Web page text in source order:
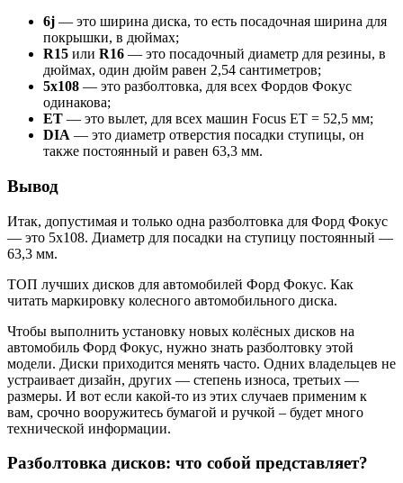
6j — это ширина диска, то есть посадочная ширина для
покрышки, в дюймах;
R15 или R16 — это посадочный диаметр для резины, в
дюймах, один дюйм равен 2,54 сантиметров;
5х108 — это разболтовка, для всех Фордов Фокус
одинакова;
ЕТ — это вылет, для всех машин Focus ЕТ = 52,5 мм;
DIA — это диаметр отверстия посадки ступицы, он
также постоянный и равен 63,3 мм.
Вывод
Итак, допустимая и только одна разболтовка для Форд Фокус
— это 5х108. Диаметр для посадки на ступицу постоянный —
63,3 мм.
ТОП лучших дисков для автомобилей Форд Фокус. Как
читать маркировку колесного автомобильного диска.
Чтобы выполнить установку новых колёсных дисков на
автомобиль Форд Фокус, нужно знать разболтовку этой
модели. Диски приходится менять часто. Одних владельцев не
устраивает дизайн, других — степень износа, третьих —
размеры. И вот если какой-то из этих случаев применим к
вам, срочно вооружитесь бумагой и ручкой – будет много
технической информации.
Разболтовка дисков: что собой представляет?